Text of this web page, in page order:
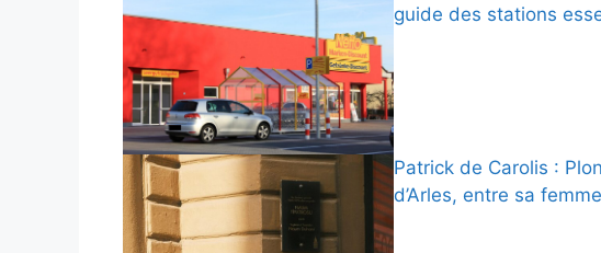
guide des stations
Patrick de Carolis :
d’Arles, entre sa